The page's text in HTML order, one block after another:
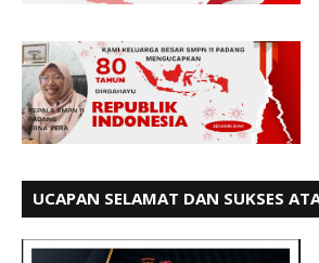
UCAPAN SELAMAT DAN SUKSES